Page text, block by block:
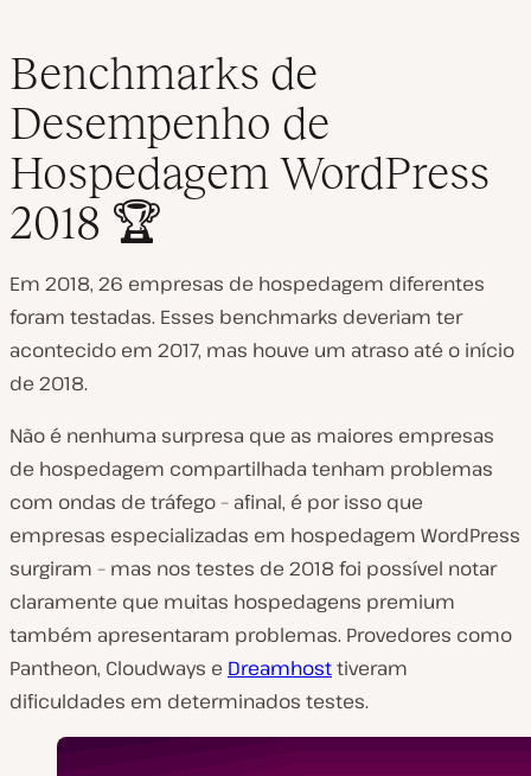
Benchmarks de
Desempenho de
Hospedagem WordPress
2018 🏆
Em 2018, 26 empresas de hospedagem diferentes
foram testadas. Esses benchmarks deveriam ter
acontecido em 2017, mas houve um atraso até o início
de 2018.
Não é nenhuma surpresa que as maiores empresas
de hospedagem compartilhada tenham problemas
com ondas de tráfego – afinal, é por isso que
empresas especializadas em hospedagem WordPress
surgiram – mas nos testes de 2018 foi possível notar
claramente que muitas hospedagens premium
também apresentaram problemas. Provedores como
Pantheon, Cloudways e Dreamhosttiveram
dificuldades em determinados testes.